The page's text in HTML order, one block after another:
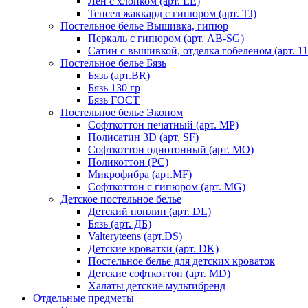
Тенсел жаккард с гипюром (арт. TJ)
Постельное белье Вышивка, гипюр
Перкаль с гипюром (арт. AB-SG)
Сатин с вышивкой, отделка гобеленом (арт.
Постельное белье Бязь
Бязь (арт.BR)
Бязь 130 гр
Бязь ГОСТ
Постельное белье Эконом
Софткоттон печатный (арт. MР)
Полисатин 3D (арт. SF)
Софткоттон однотонный (арт. MO)
Поликоттон (PC)
Микрофибра (арт.MF)
Софткоттон с гипюром (арт. MG)
Детское постельное белье
Детский поплин (арт. DL)
Бязь (арт. ДБ)
Valteryteens (арт.DS)
Детские кроватки (арт. DK)
Постельное белье для детских кроваток
Детские софткоттон (арт. MD)
Халаты детские мультибренд
Отдельные предметы